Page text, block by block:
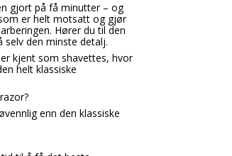
gjort på få minutter – og
er helt motsatt og gjør
Hører du til den
selv den minste detalj.
kjent som shavettes, hvor
helt klassiske
enn den klassiske